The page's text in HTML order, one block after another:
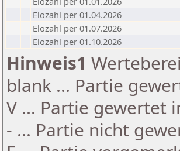
Elozahl per 01.04.2026
Elozahl per 01.07.2026
Elozahl per 01.10.2026
Hinweis1
blank ... Partie
V ... Partie gewertet
- ... Partie nicht